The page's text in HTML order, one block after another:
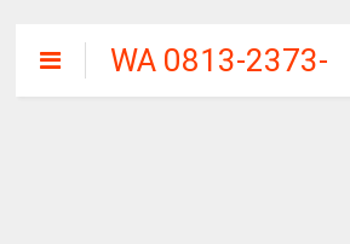
WA 0813-2373-
9973 | WALINI